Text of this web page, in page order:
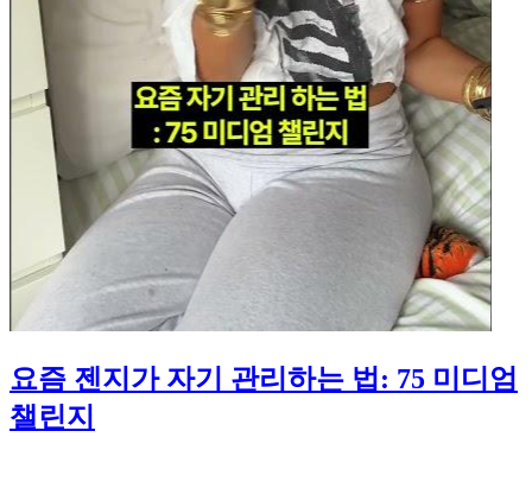
요즘 젠지가 자기 관리하는 법: 75 미디엄
챌린지